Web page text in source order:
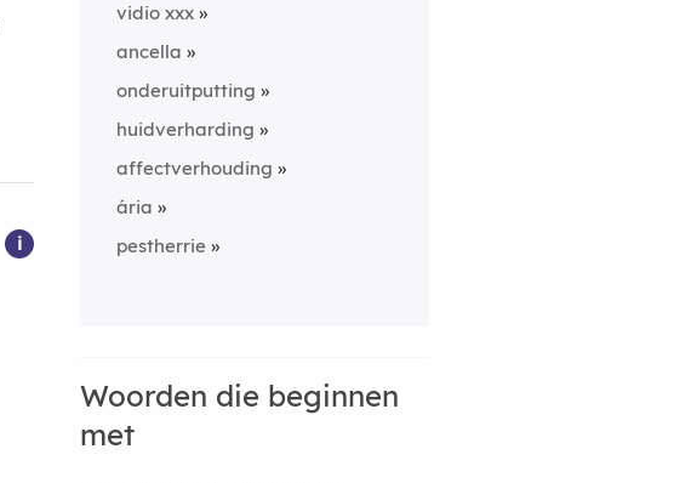
i
vidio xxx
ancella
onderuitputting
huidverharding
affectverhouding
ária
pestherrie
Woorden die beginnen
met